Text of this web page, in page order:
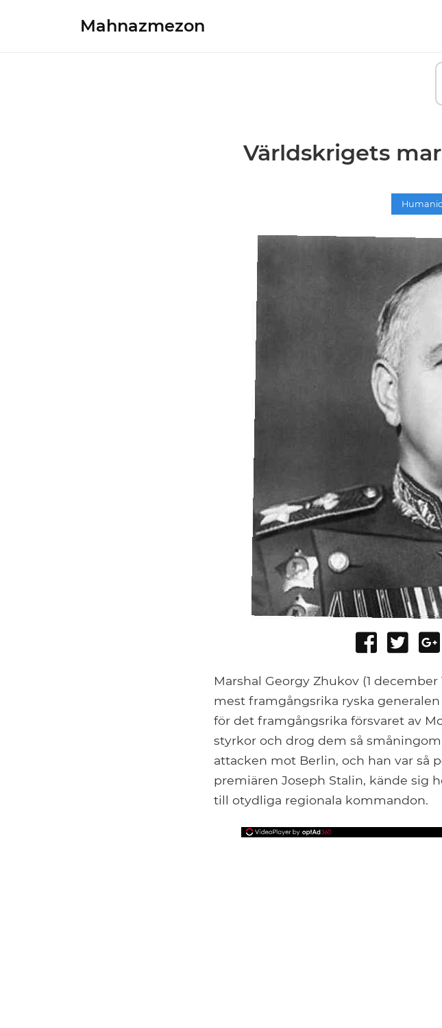
Mahnazmezon
Världskrigets
Share
Facebook
Tweet
Marshal Georgy Zhukov (1
mest framgångsrika ryska
för det framgångsrika försvaret av
styrkor och drog dem så
attacken mot Berlin, och han var så
premiären Joseph Stalin, kände sig
till otydliga regionala kommandon.